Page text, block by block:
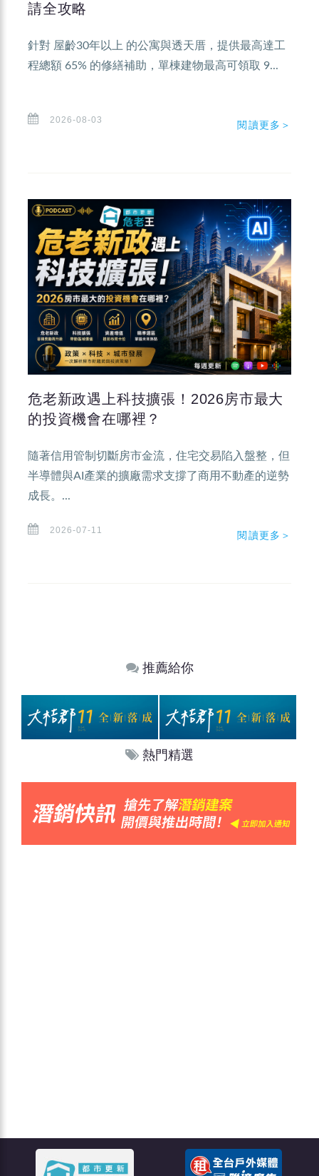
請全攻略
針對 屋齡30年以上 的公寓與透天厝，提供最高達工
程總額 65% 的修繕補助，單棟建物最高可領取 9...
2026-08-03 閱讀更多＞
危老新政遇上科技擴張！2026房市最大
的投資機會在哪裡？
隨著信用管制切斷房市金流，住宅交易陷入盤整，但
半導體與AI產業的擴廠需求支撐了商用不動產的逆勢
成長。...
2026-07-11 閱讀更多＞
推薦給你
熱門精選